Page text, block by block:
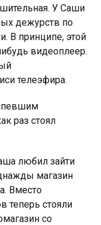
У Саши
дежурств по
В принципе, этой
видеоплеер.
телеэфира.
раз стоял
любил зайти
магазин
Вместо
теперь стояли
со